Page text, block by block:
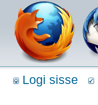
Logi sisse